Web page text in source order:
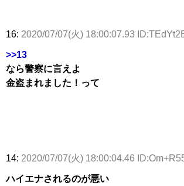
16: 2020/07/07(火) 18:00:07.93
>>13
なら警察に言えよ
金盗まれました！って
14: 2020/07/07(火) 18:00:04.46
ハイエナされるのが悪い